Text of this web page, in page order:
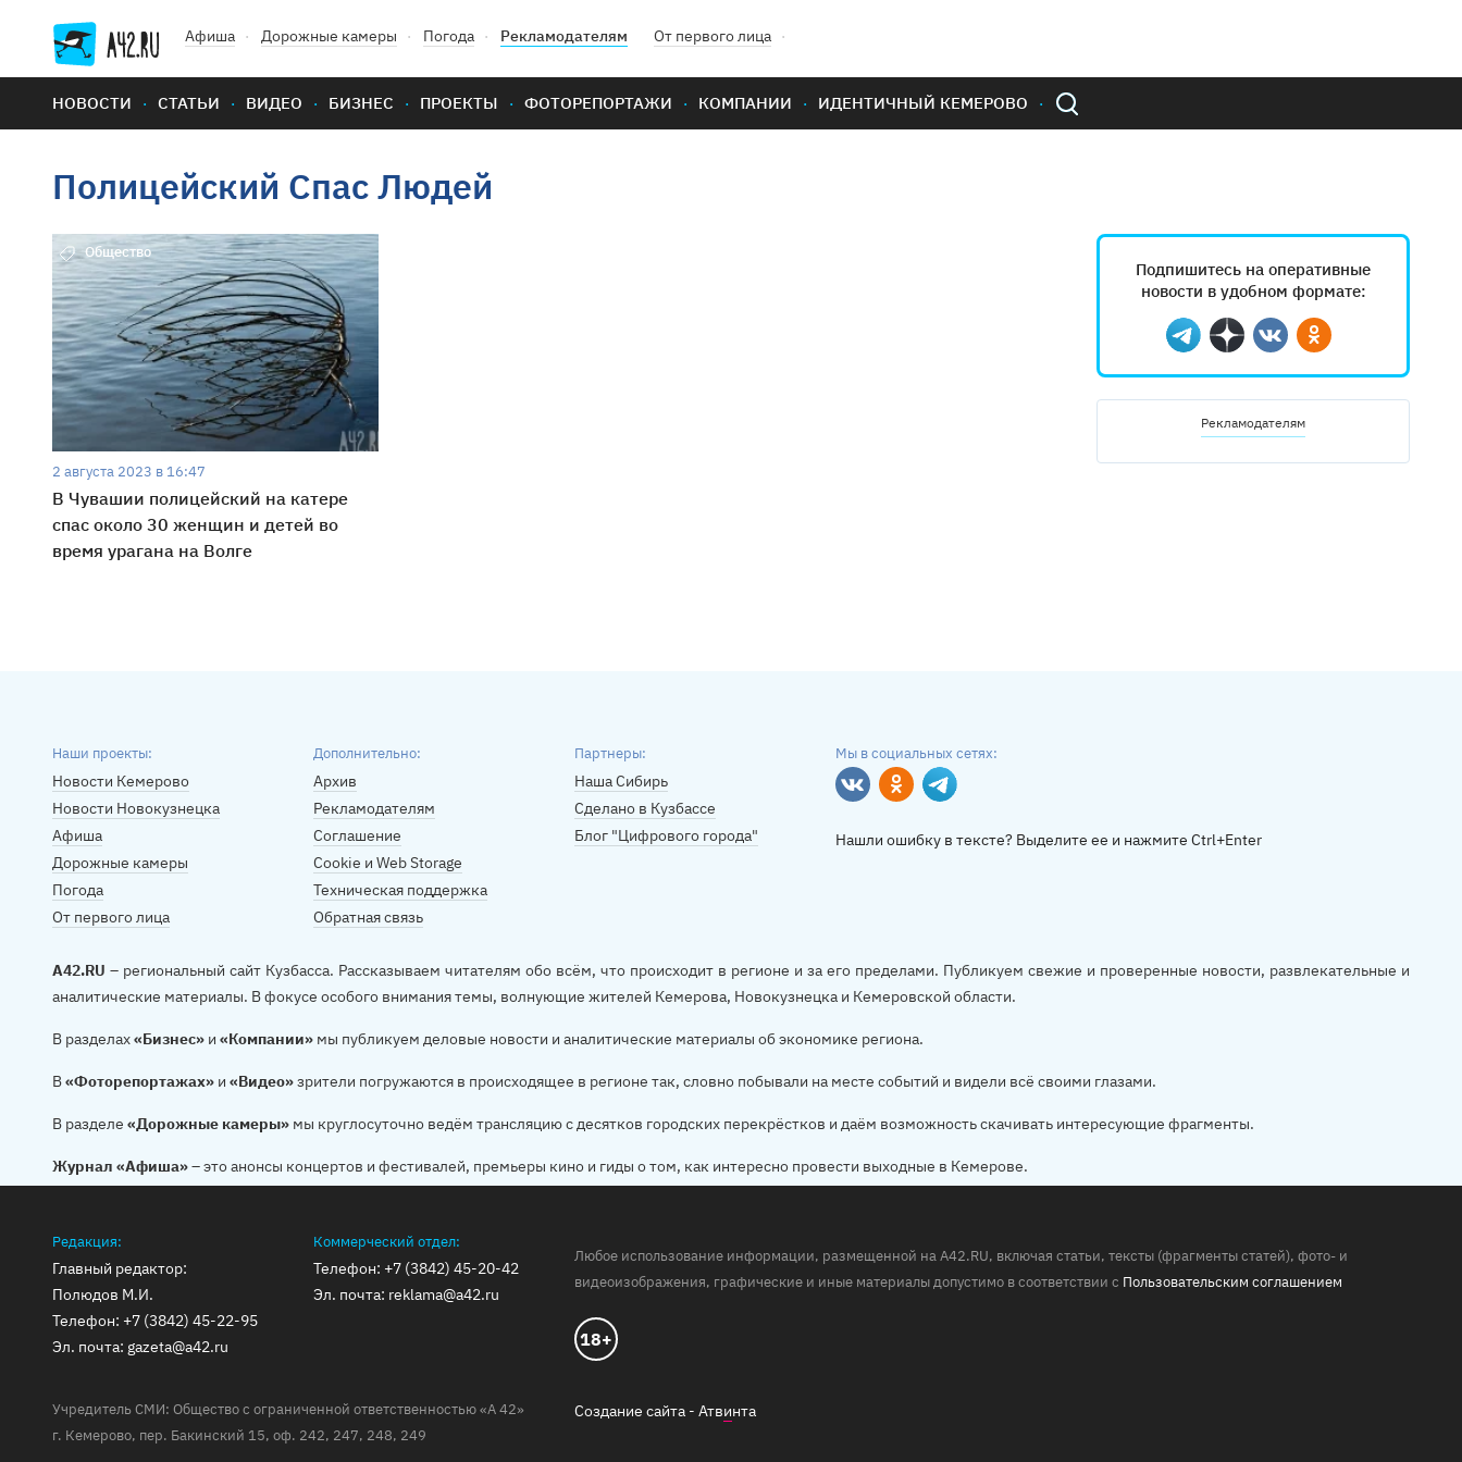
Афиша Дорожные камеры Погода Рекламодателям От первого лица
НОВОСТИ СТАТЬИ ВИДЕО БИЗНЕС ПРОЕКТЫ ФОТОРЕПОРТАЖИ КОМПАНИИ ИДЕНТИЧНЫЙ КЕМЕРОВО
Полицейский Спас Людей
Общество
2 августа 2023 в 16:47
В Чувашии полицейский на катере
спас около 30 женщин и детей во
время урагана на Волге
Подпишитесь на оперативные
новости в удобном формате:
Telegram
ДзенВконтактеОдноклассники
Рекламодателям
Наши проекты:
Новости Кемерово
Новости Новокузнецка
Афиша
Дорожные камеры
Погода
От первого лица
Дополнительно:
Архив
Рекламодателям
Соглашение
Cookie и Web Storage
Техническая поддержка
Обратная связь
Партнеры:
Наша Сибирь
Сделано в Кузбассе
Блог "Цифрового города"
Мы в социальных сетях:
ВконтактеОдноклассники
Telegram
Нашли ошибку в тексте? Выделите ее и нажмите Ctrl+Enter
A42.RU – региональный сайт Кузбасса. Рассказываем читателям обо всём, что происходит в регионе и за его пределами. Публикуем свежие и проверенные новости, развлекательные и
аналитические материалы. В фокусе особого внимания темы, волнующие жителей Кемерова, Новокузнецка и Кемеровской области.
В разделах«Бизнес» и «Компании» мы публикуем деловые новости и аналитические материалы об экономике региона.
В«Фоторепортажах» и «Видео»зрители погружаются в происходящее в регионе так, словно побывали на месте событий и видели всё своими глазами.
В разделе «Дорожные камеры» мы круглосуточно ведём трансляцию с десятков городских перекрёстков и даём возможность скачивать интересующие фрагменты.
Журнал «Афиша»– это анонсы концертов и фестивалей, премьеры кино и гиды о том, как интересно провести выходные в Кемерове.
Редакция:
Главный редактор:
Полюдов М.И.
Телефон: +7 (3842) 45-22-95
Эл. почта: gazeta@a42.ru
Коммерческий отдел:
Телефон: +7 (3842) 45-20-42
Эл. почта: reklama@a42.ru
Любое использование информации, размещенной на A42.RU, включая статьи, тексты (фрагменты статей), фото- и
видеоизображения, графические и иные материалы допустимо в соответствии с Пользовательским соглашением
18+
Учредитель СМИ: Общество с ограниченной ответственностью «А 42»
г. Кемерово, пер. Бакинский 15, оф. 242, 247, 248, 249
Создание сайта - Атвинта